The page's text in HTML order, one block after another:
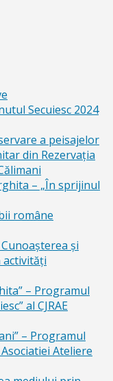
Secuiesc 2024
a peisajelor
din Rezervaţia
– „În sprijinul
române
şi
activităţi
– Programul
al CJRAE
– Programul
Ateliere